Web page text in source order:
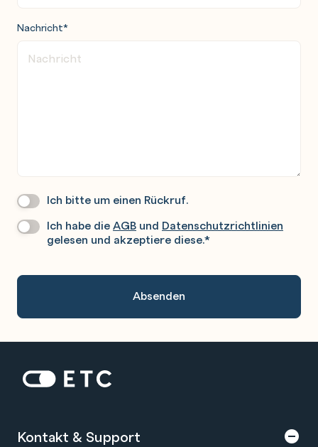
Nachricht*
Wir
Sie
Ich bitte um einen Rückruf.
Datenschutz*
Ich habe dieAGB und Datenschutzrichtlinien
gelesen und akzeptiere diese.*
Startseite: ETC
Kontakt & Support